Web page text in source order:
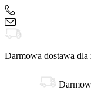
Darmowa dostawa dla